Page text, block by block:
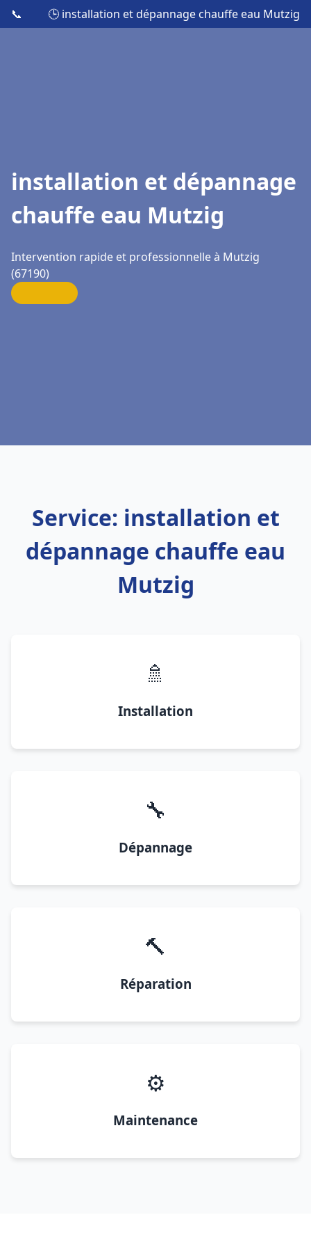
📞 🕒 installation et dépannage chauffe eau Mutzig
installation et dépannage
chauffe eau Mutzig
Intervention rapide et professionnelle à Mutzig
(67190)
Service: installation et
dépannage chauffe eau
Mutzig
🚿
Installation
🔧
Dépannage
🔨
Réparation
⚙️
Maintenance